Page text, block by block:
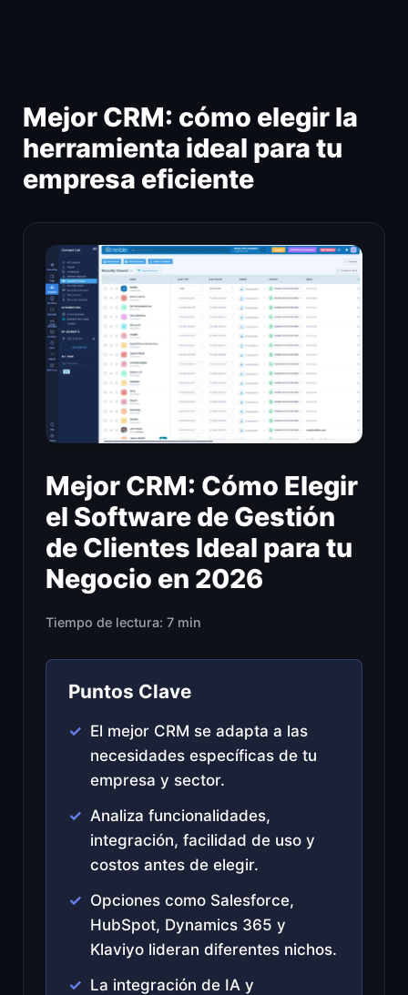
Mejor CRM: cómo elegir la
herramienta ideal para tu
empresa eficiente
Mejor CRM: Cómo Elegir
el Software de Gestión
de Clientes Ideal para tu
Negocio en 2026
Tiempo de lectura: 7 min
Puntos Clave
El mejor CRM se adapta a las
necesidades específicas de tu
empresa y sector.
Analiza funcionalidades,
integración, facilidad de uso y
costos antes de elegir.
Opciones como Salesforce,
HubSpot, Dynamics 365 y
Klaviyo lideran diferentes nichos.
La integración de IA y